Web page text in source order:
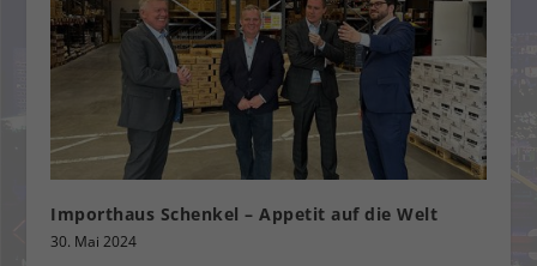
Importhaus Schenkel – Appetit auf die Welt
30. Mai 2024